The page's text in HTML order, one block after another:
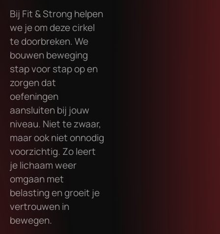
Bij Fit & Strong helpen
we je om deze cirkel
te doorbreken. We
bouwen beweging
stap voor stap op en
zorgen dat
oefeningen
aansluiten bij jouw
niveau. Niet te zwaar,
maar ook niet onnodig
voorzichtig. Zo leert
je lichaam weer
omgaan met
belasting en groeit je
vertrouwen in
bewegen.